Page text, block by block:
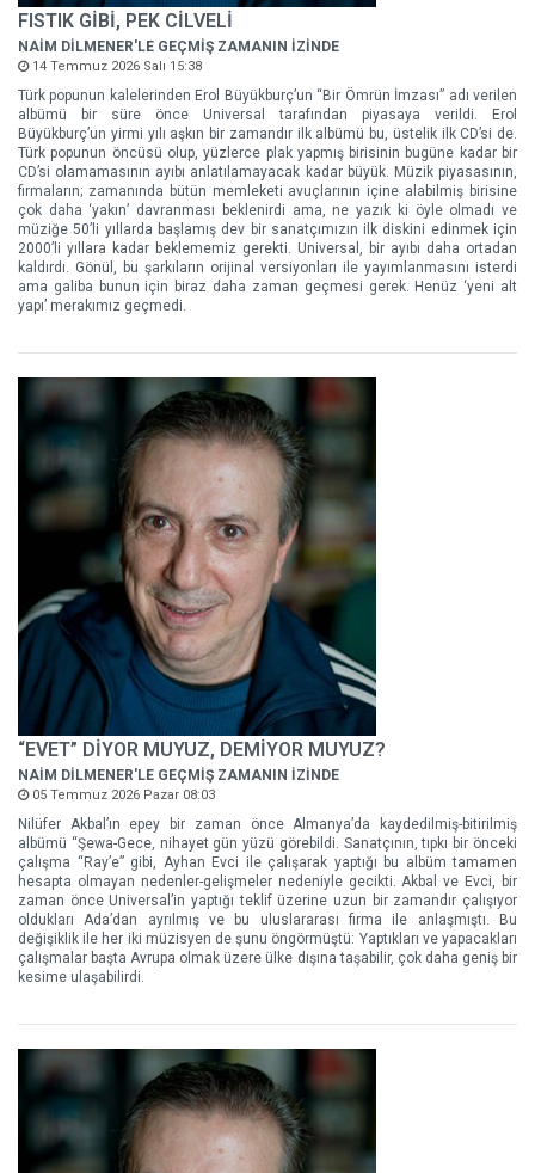
FISTIK GİBİ, PEK CİLVELİ
NAİM DİLMENER'LE GEÇMİŞ ZAMANIN İZİNDE
14 Temmuz 2026 Salı 15:38
Türk popunun kalelerinden Erol Büyükburç’un “Bir Ömrün İmzası” adı verilen
albümü bir süre önce Universal tarafından piyasaya verildi. Erol
Büyükburç’un yirmi yılı aşkın bir zamandır ilk albümü bu, üstelik ilk CD’si de.
Türk popunun öncüsü olup, yüzlerce plak yapmış birisinin bugüne kadar bir
CD’si olamamasının ayıbı anlatılamayacak kadar büyük. Müzik piyasasının,
firmaların; zamanında bütün memleketi avuçlarının içine alabilmiş birisine
çok daha ‘yakın’ davranması beklenirdi ama, ne yazık ki öyle olmadı ve
müziğe 50’li yıllarda başlamış dev bir sanatçımızın ilk diskini edinmek için
2000’li yıllara kadar beklememiz gerekti. Universal, bir ayıbı daha ortadan
kaldırdı. Gönül, bu şarkıların orijinal versiyonları ile yayımlanmasını isterdi
ama galiba bunun için biraz daha zaman geçmesi gerek. Henüz ‘yeni alt
yapı’ merakımız geçmedi.
“EVET” DİYOR MUYUZ, DEMİYOR MUYUZ?
NAİM DİLMENER'LE GEÇMİŞ ZAMANIN İZİNDE
05 Temmuz 2026 Pazar 08:03
Nilüfer Akbal’ın epey bir zaman önce Almanya’da kaydedilmiş-bitirilmiş
albümü “Şewa-Gece, nihayet gün yüzü görebildi. Sanatçının, tıpkı bir önceki
çalışma “Ray’e” gibi, Ayhan Evci ile çalışarak yaptığı bu albüm tamamen
hesapta olmayan nedenler-gelişmeler nedeniyle gecikti. Akbal ve Evci, bir
zaman önce Universal’in yaptığı teklif üzerine uzun bir zamandır çalışıyor
oldukları Ada’dan ayrılmış ve bu uluslararası firma ile anlaşmıştı. Bu
değişiklik ile her iki müzisyen de şunu öngörmüştü: Yaptıkları ve yapacakları
çalışmalar başta Avrupa olmak üzere ülke dışına taşabilir, çok daha geniş bir
kesime ulaşabilirdi.